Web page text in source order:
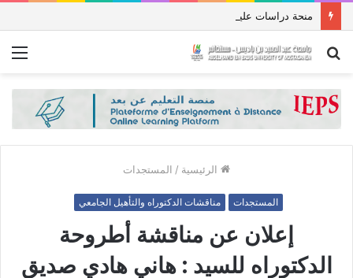
بحث
الرئيسية / المستجدات
المستجدات مناقشات الدكتوراه والتأهيل الجامعي
إعلان عن مناقشة أطروحة
الدكتوراه للسيد : هاني هادي صديق